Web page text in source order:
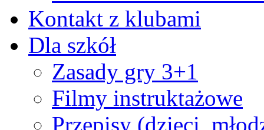
Kontakt z klubami
Dla szkół
Zasady gry 3+1
Filmy instruktażowe
Przepisy (dzieci,